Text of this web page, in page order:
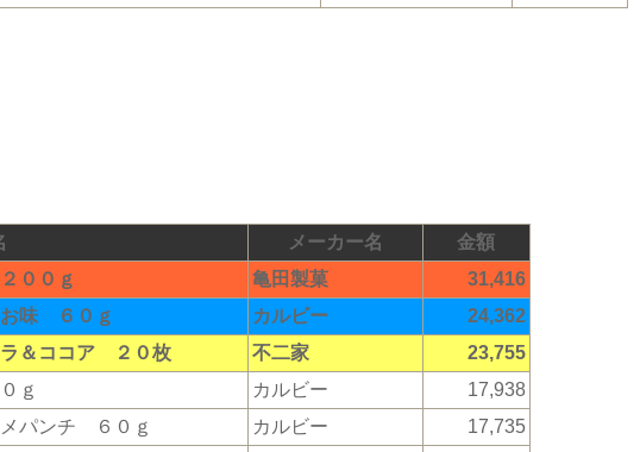
メーカー名
金額
００ｇ 亀田製菓
31,416
味 ６０ｇ カルビー
24,362
＆ココア ２０枚 不二家
23,755
ｇ カルビー
17,938
パンチ ６０ｇ カルビー
17,735